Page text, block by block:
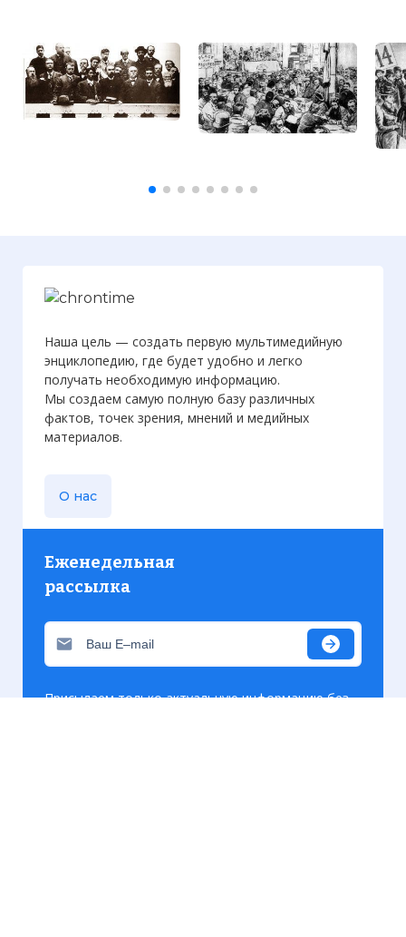
Наша цель — создать первую мультимедийную
энциклопедию, где будет удобно и легко
получать необходимую информацию.
Мы создаем самую полную базу различных
фактов, точек зрения, мнений и медийных
материалов.
О нас
Еженедельная
рассылка
Присылаем только актуальную информацию без